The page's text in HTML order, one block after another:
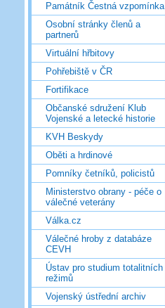
Památník Čestná vzpomínka
Osobní stránky členů a
partnerů
Virtuální hřbitovy
Pohřebiště v ČR
Fortifikace
Občanské sdružení Klub
Vojenské a letecké historie
KVH Beskydy
Oběti a hrdinové
Pomníky četníků, policistů
Ministerstvo obrany - péče o
válečné veterány
Válka.cz
Válečné hroby z databáze
CEVH
Ústav pro studium totalitních
režimů
Vojenský ústřední archiv